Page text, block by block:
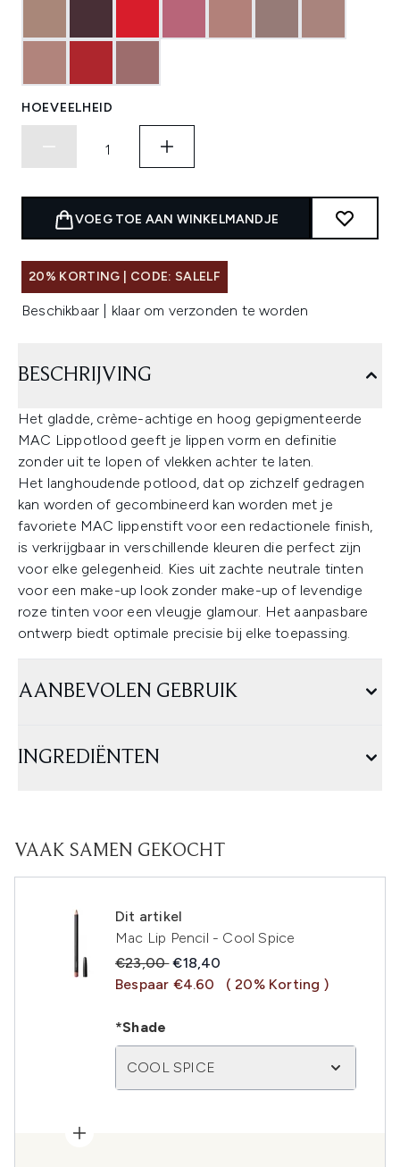
HOEVEELHEID
VOEG TOE AAN WINKELMANDJE
20% KORTING | CODE: SALELF
Beschikbaar | klaar om verzonden te worden
BESCHRIJVING
Het gladde, crème-achtige en hoog gepigmenteerde
MAC Lippotlood geeft je lippen vorm en definitie
zonder uit te lopen of vlekken achter te laten.
Het langhoudende potlood, dat op zichzelf gedragen
kan worden of gecombineerd kan worden met je
favoriete MAC lippenstift voor een redactionele finish,
is verkrijgbaar in verschillende kleuren die perfect zijn
voor elke gelegenheid. Kies uit zachte neutrale tinten
voor een make-up look zonder make-up of levendige
roze tinten voor een vleugje glamour. Het aanpasbare
ontwerp biedt optimale precisie bij elke toepassing.
AANBEVOLEN GEBRUIK
INGREDIËNTEN
VAAK SAMEN GEKOCHT
Dit artikel
Mac Lip Pencil - Cool Spice
Recommended Retail Price:
€23,00Huidige prijs:
€18,40
Bespaar €4.60
( 20% Korting )
*Shade
COOL SPICE